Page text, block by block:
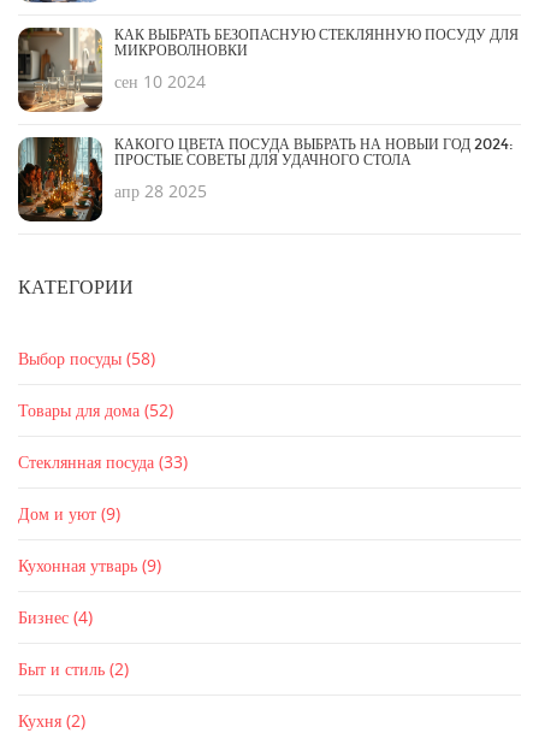
КАК ВЫБРАТЬ БЕЗОПАСНУЮ СТЕКЛЯННУЮ ПОСУДУ ДЛЯ
МИКРОВОЛНОВКИ
сен 10 2024
КАКОГО ЦВЕТА ПОСУДА ВЫБРАТЬ НА НОВЫЙ ГОД 2024:
ПРОСТЫЕ СОВЕТЫ ДЛЯ УДАЧНОГО СТОЛА
апр 28 2025
КАТЕГОРИИ
Выбор посуды (58)
Товары для дома (52)
Стеклянная посуда (33)
Дом и уют (9)
Кухонная утварь (9)
Бизнес (4)
Быт и стиль (2)
Кухня (2)